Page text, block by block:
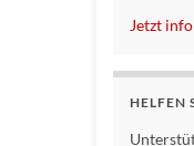
Jetzt
HELFEN